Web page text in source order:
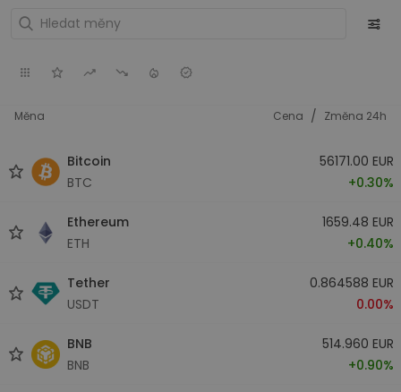
Měna Cena / Změna 24h
Bitcoin
BTC
56171.00 EUR
+0.30%
Ethereum
ETH
1659.48 EUR
+0.40%
Tether
USDT
0.864588 EUR
0.00%
BNB
BNB
514.960 EUR
+0.90%